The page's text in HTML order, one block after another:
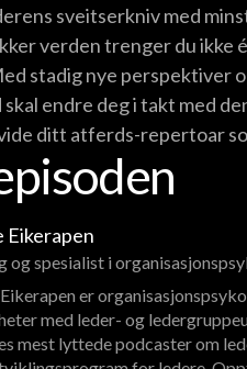
sveitserkniv med
verden trenger du ikke
stadig nye perspektiver
endre deg i takt med
ditt atferds-repertoar
Eikerapen
og spesialist i
er
med leder- og
mest lyttede podcaster om